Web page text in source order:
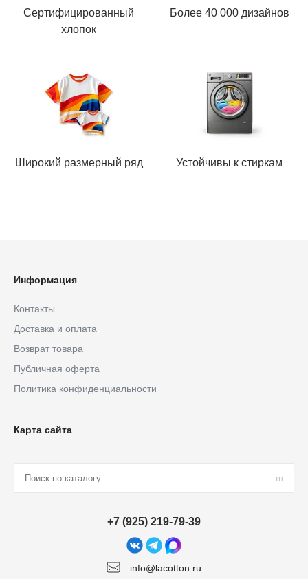
Сертифицированный
хлопок
Более 40 000 дизайнов
Широкий размерный ряд Устойчивы к стиркам
Информация
Контакты
Доставка и оплата
Возврат товара
Публичная оферта
Политика конфиденциальности
Карта сайта
info@lacotton.ru
+7 (925) 219-79-39